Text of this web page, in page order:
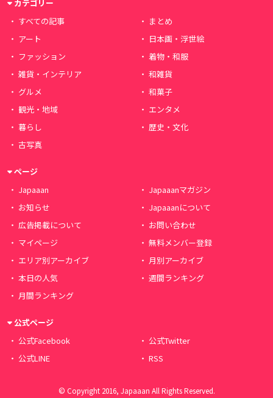
カテゴリー
すべての記事
まとめ
アート
日本画・浮世絵
ファッション
着物・和服
雑貨・インテリア
和雑貨
グルメ
和菓子
観光・地域
エンタメ
暮らし
歴史・文化
古写真
ページ
Japaaan
Japaaanマガジン
お知らせ
Japaaanについて
広告掲載について
お問い合わせ
マイページ
無料メンバー登録
エリア別アーカイブ
月別アーカイブ
本日の人気
週間ランキング
月間ランキング
公式ページ
公式Facebook
公式Twitter
公式LINE
RSS
© Copyright 2016, Japaaan All Rights Reserved.